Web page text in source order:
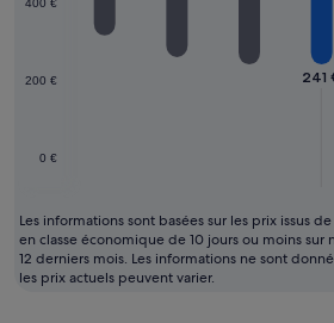
chers
0 €
200 €
400 €
241
Les informations sont basées sur les prix issus
en classe économique de 10 jours ou moins sur
12 derniers mois. Les informations ne sont
les prix actuels peuvent varier.